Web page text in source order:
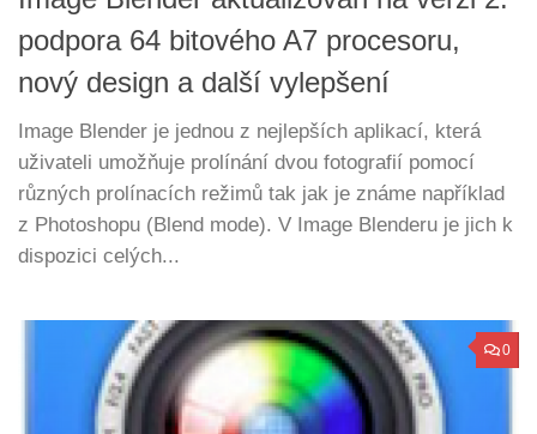
podpora 64 bitového A7 procesoru,
nový design a další vylepšení
Image Blender je jednou z nejlepších aplikací, která
uživateli umožňuje prolínání dvou fotografií pomocí
různých prolínacích režimů tak jak je známe například
z Photoshopu (Blend mode). V Image Blenderu je jich k
dispozici celých...
0